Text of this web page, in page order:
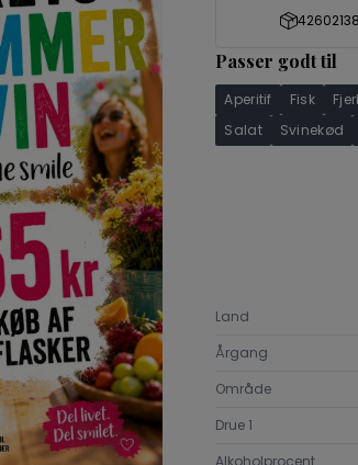
Frankrig
Georgien
Italien
New Zealand
Spanien
Sydafrika
Tyskland
USA
Østrig
Østrig
USA
Chile
Dessertvin
Danmark
Zinfandel
Passer godt til
Aperitif Fisk
Salat
Svinekød
Land
Årgang
Område
Drue 1
Alkoholprocent